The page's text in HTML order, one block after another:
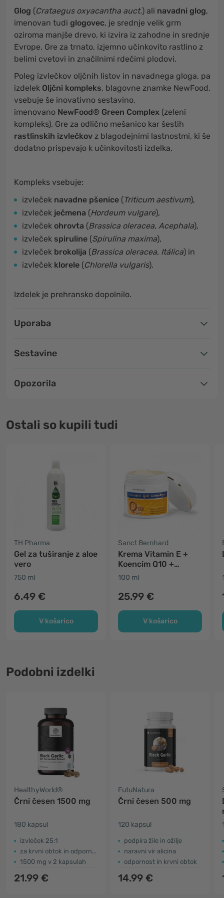
Glog (Crataegus oxyacantha auct.) ali navadni glog,
imenovan tudi glogovec, je srednje velik grm
oziroma manjše drevo, ki izvira iz zahodne in srednje
Evrope. Gre za trnato, izjemno učinkovito rastlino z
belimi cvetovi in značilnimi rdečimi plodovi.
Poleg izvlečkov oljčnih listov in navadnega gloga, pa
izdelek Oljčni kompleks, blagovne znamke NewFood,
vsebuje še inovativno sestavino,
imenovano NewFood® Green Complex (zeleni
kompleks). Gre za odlično mešanico kar šestih
rastlinskih izvlečkov z blagodejnimi lastnostmi, ki še
dodatno prispevajo k učinkovitosti izdelka.
Kompleks vsebuje:
izvleček navadne pšenice (Triticum aestivum),
izvleček ječmena (Hordeum vulgare),
izvleček ohrovta (Brassica oleracea, Acephala),
izvleček spiruline (Spirulina maxima),
izvleček brokolija (Brassica oleracea, Itálica) in
izvleček klorele (Chlorella vulgaris).
Izdelek je prehransko dopolnilo.
Uporaba
Sestavine
Opozorila
Ostali so kupili tudi
TH Pharma
Gel za tuširanje z aloe
vero
750 ml
6.49 €
V košarico
Sanct Bernhard
Krema Vitamin E +
Koencim Q10 +
Matični mleček
100 ml
25.99 €
V košarico
Podobni izdelki
HealthyWorld®
Črni česen 1500 mg
180 kapsul
izvleček 25:1
za krvni obtok in odpornost
1500 mg v 2 kapsulah
21.99 €
FutuNatura
Črni česen 500 mg
120 kapsul
podpira žile in ožilje
naravni vir alicina
odpornost in krvni obtok
14.99 €